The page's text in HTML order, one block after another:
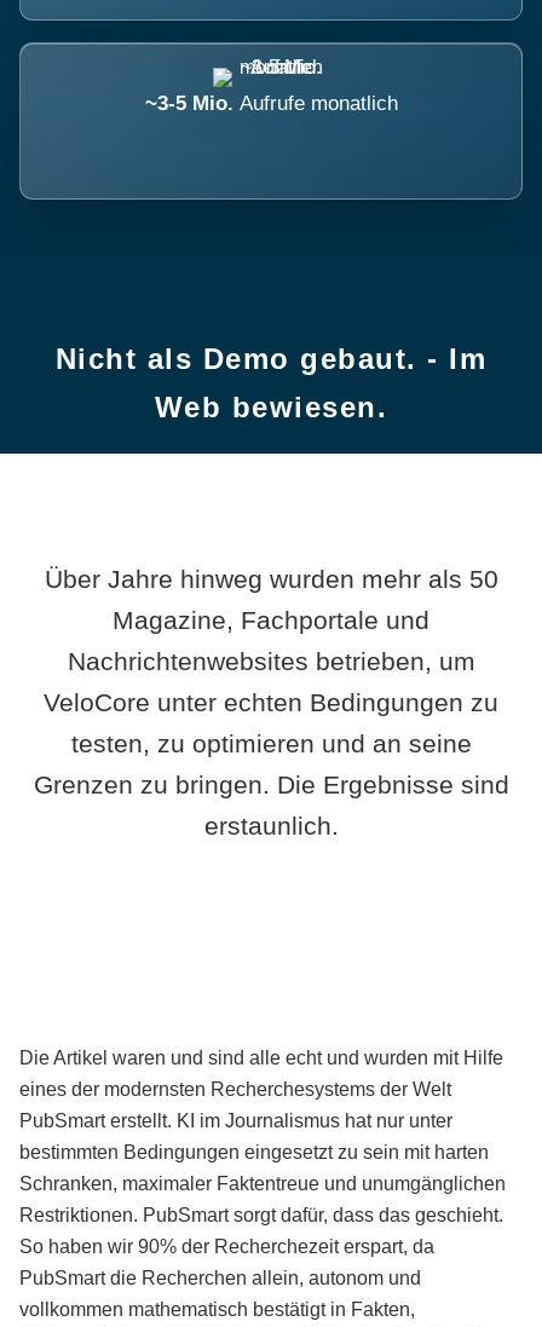
~3-5 Mio. Aufrufe monatlich
Nicht als Demo gebaut. - Im
Web bewiesen.
Über Jahre hinweg wurden mehr als 50
Magazine, Fachportale und
Nachrichtenwebsites betrieben, um
VeloCore unter echten Bedingungen zu
testen, zu optimieren und an seine
Grenzen zu bringen. Die Ergebnisse sind
erstaunlich.
Die Artikel waren und sind alle echt und wurden mit Hilfe
eines der modernsten Recherchesystems der Welt
PubSmart erstellt. KI im Journalismus hat nur unter
bestimmten Bedingungen eingesetzt zu sein mit harten
Schranken, maximaler Faktentreue und unumgänglichen
Restriktionen. PubSmart sorgt dafür, dass das geschieht.
So haben wir 90% der Recherchezeit erspart, da
PubSmart die Recherchen allein, autonom und
vollkommen mathematisch bestätigt in Fakten,